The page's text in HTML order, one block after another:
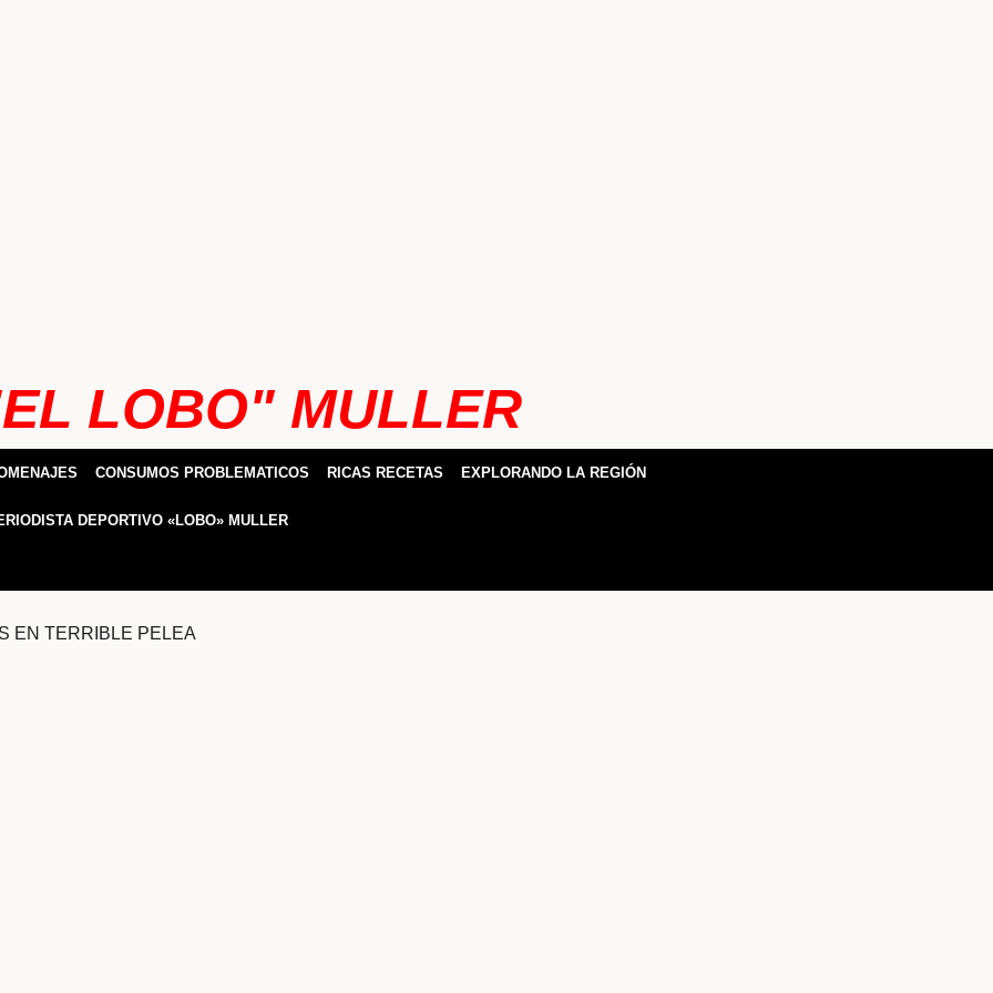
LOBO" MULLER
CONSUMOS PROBLEMATICOS RICAS RECETAS EXPLORANDO LA REGIÓN
DEPORTIVO «LOBO» MULLER